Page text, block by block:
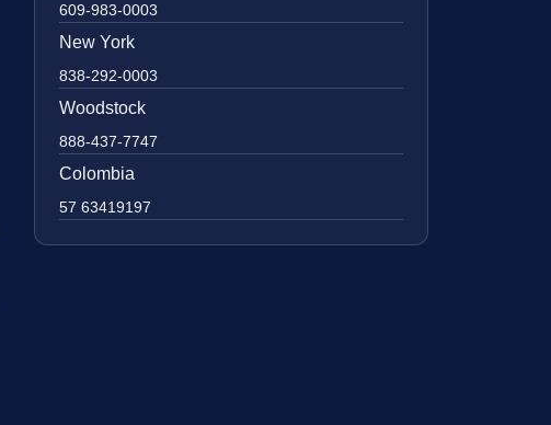
609-983-0003
New York
838-292-0003
Woodstock
888-437-7747
Colombia
57 63419197